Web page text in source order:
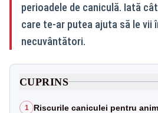
perioadele de caniculă. Iată
care te-ar putea ajuta să le vii
necuvântători.
CUPRINS
1 Riscurile caniculei pentru